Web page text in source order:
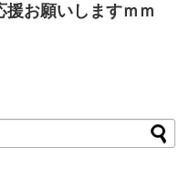
援お願いしますｍｍ